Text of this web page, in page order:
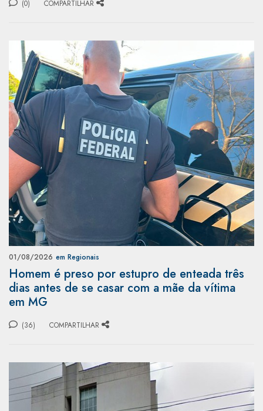
(0) COMPARTILHAR
01/08/2026 em Regionais
Homem é preso por estupro de enteada três
dias antes de se casar com a mãe da vítima
em MG
(36) COMPARTILHAR